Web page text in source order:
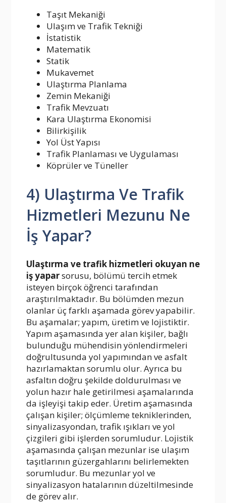
Taşıt Mekaniği
Ulaşım ve Trafik Tekniği
İstatistik
Matematik
Statik
Mukavemet
Ulaştırma Planlama
Zemin Mekaniği
Trafik Mevzuatı
Kara Ulaştırma Ekonomisi
Bilirkişilik
Yol Üst Yapısı
Trafik Planlaması ve Uygulaması
Köprüler ve Tüneller
4) Ulaştırma Ve Trafik
Hizmetleri Mezunu Ne
İş Yapar?
Ulaştırma ve trafik hizmetleri okuyan ne
iş yaparsorusu, bölümü tercih etmek
isteyen birçok öğrenci tarafından
araştırılmaktadır. Bu bölümden mezun
olanlar üç farklı aşamada görev yapabilir.
Bu aşamalar; yapım, üretim ve lojistiktir.
Yapım aşamasında yer alan kişiler, bağlı
bulunduğu mühendisin yönlendirmeleri
doğrultusunda yol yapımından ve asfalt
hazırlamaktan sorumlu olur. Ayrıca bu
asfaltın doğru şekilde doldurulması ve
yolun hazır hale getirilmesi aşamalarında
da işleyişi takip eder. Üretim aşamasında
çalışan kişiler; ölçümleme tekniklerinden,
sinyalizasyondan, trafik ışıkları ve yol
çizgileri gibi işlerden sorumludur. Lojistik
aşamasında çalışan mezunlar ise ulaşım
taşıtlarının güzergahlarını belirlemekten
sorumludur. Bu mezunlar yol ve
sinyalizasyon hatalarının düzeltilmesinde
de görev alır.